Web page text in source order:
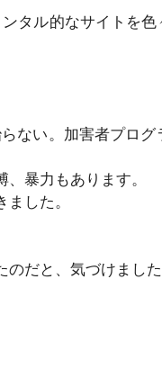
タル的なサイトを色
ない。加害者プログ
暴力もあります。
した。
のだと、気づけまし